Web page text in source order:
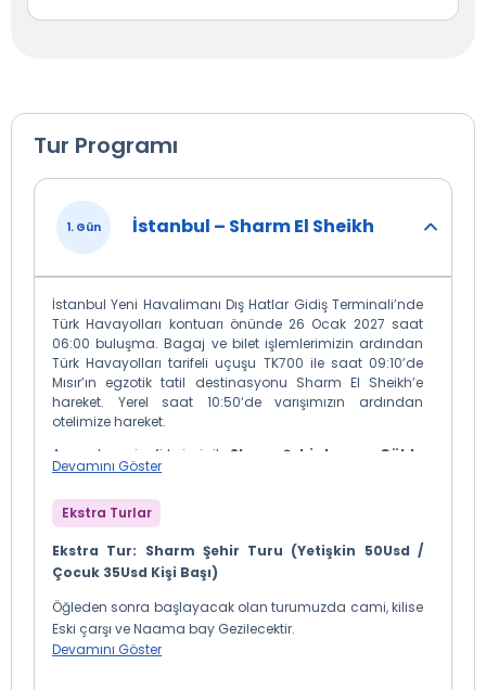
Tur Programı
1. Gün İstanbul – Sharm El Sheikh
İstanbul Yeni Havalimanı Dış Hatlar Gidiş Terminali’nde
Türk Havayolları kontuarı önünde 26 Ocak 2027 saat
06:00 buluşma. Bagaj ve bilet işlemlerimizin ardından
Türk Havayolları tarifeli uçuşu TK700 ile saat 09:10’de
Mısır’ın egzotik tatil destinasyonu Sharm El Sheikh’e
hareket. Yerel saat 10:50‘de varışımızın ardından
otelimize hareket.
Arzu eden misafirlerimiz ile Sharm Şehir turu ve Çölde
ATV/Buy Safari & Yıldızlar Altında Bedevi gecesi
transfer. Geceleme otelimizde.
Devamını Göster
Ekstra Turlar
Ekstra Tur: Sharm Şehir Turu (Yetişkin 50Usd /
Çocuk 35Usd Kişi Başı)
Öğleden sonra başlayacak olan turumuzda cami, kilise
Eski çarşı ve Naama bay Gezilecektir.
Devamını Göster